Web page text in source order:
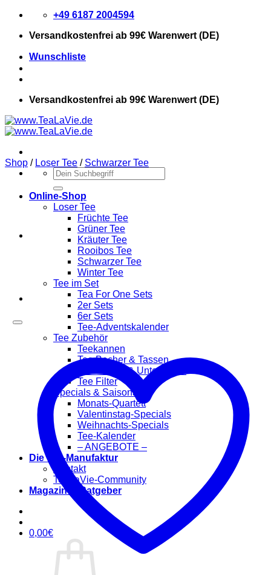
Zum
springen
+49 6187 2004594
Versandkostenfrei ab 99€ Warenwert (DE)
Wunschliste
Versandkostenfrei ab 99€ Warenwert (DE)
Suchen
nach:
Online-Shop
Loser Tee
Früchte Tee
Grüner Tee
Kräuter Tee
Rooibos Tee
Schwarzer Tee
Winter Tee
Tee im Set
Tea For One Sets
2er Sets
6er Sets
Tee-Adventskalender
Tee Zubehör
Teekannen
Tee Becher & Tassen
Teewärmer & Untersetzer
Tee Filter
Specials & Saisonal
Monats-Quartett
Valentinstag-Specials
Weihnachts-Specials
Tee-Kalender
– ANGEBOTE –
Die Tee-Manufaktur
Kontakt
TeaLaVie-Community
Magazin & Ratgeber
0,00€
Shop / Loser Tee / Schwarzer Tee